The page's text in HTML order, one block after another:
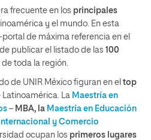
frecuente en los principales
y el mundo. En esta
portal de máxima referencia en el
publicar el listado de las 100
de toda la región.
de UNIR México figuran en el top
Latinoamérica. La Maestría en
– MBA, la Maestría en Educación
y Comercio
ocupan los primeros lugares